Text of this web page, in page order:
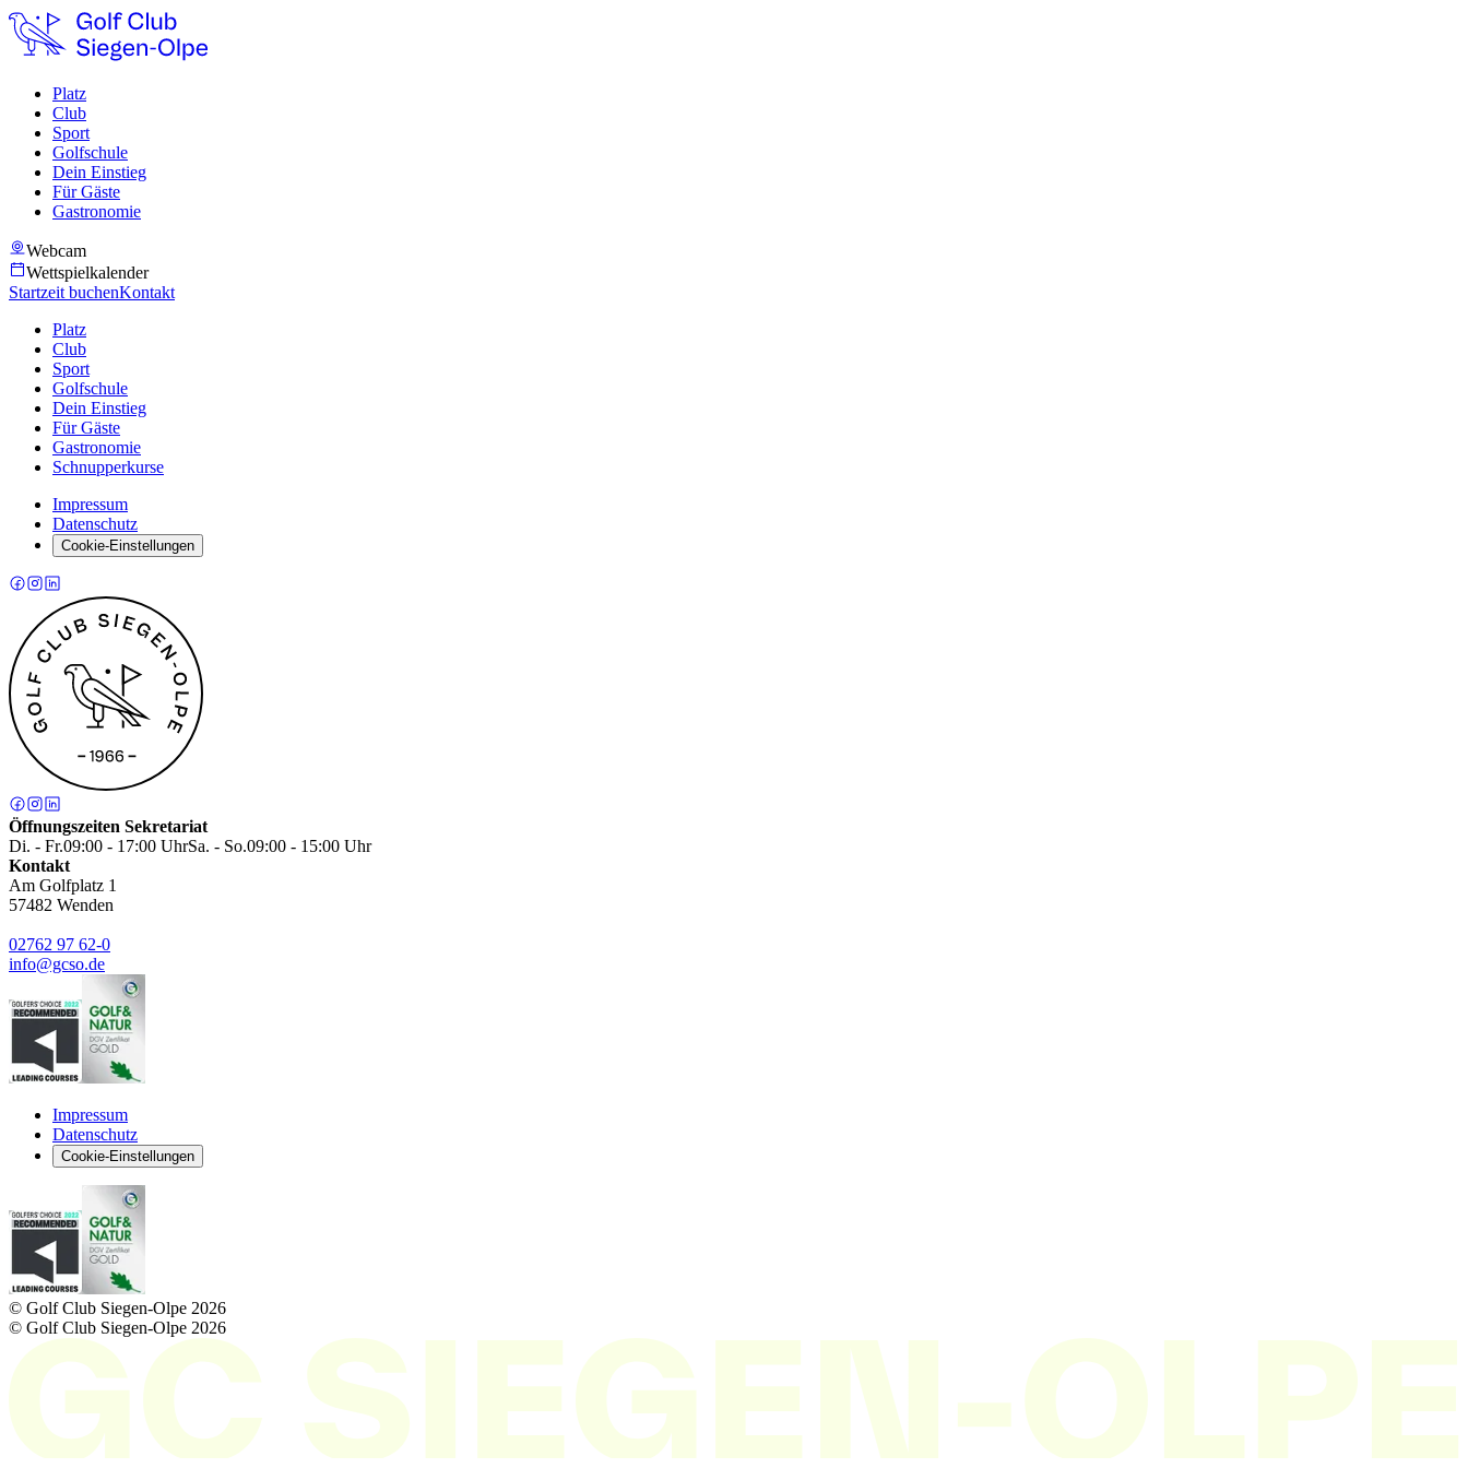
Platz
Club
Sport
Golfschule
Dein Einstieg
Für Gäste
Gastronomie
Webcam
Wettspielkalender
Startzeit buchenKontakt
Platz
Club
Sport
Golfschule
Dein Einstieg
Für Gäste
Gastronomie
Schnupperkurse
Impressum
Datenschutz
Cookie-Einstellungen
Öffnungszeiten Sekretariat
Di. - Fr.09:00 - 17:00 UhrSa. - So.09:00 - 15:00 Uhr
Kontakt
Am Golfplatz 1
57482 Wenden
02762 97 62-0
info@gcso.de
Impressum
Datenschutz
Cookie-Einstellungen
© Golf Club Siegen-Olpe 2026
© Golf Club Siegen-Olpe 2026